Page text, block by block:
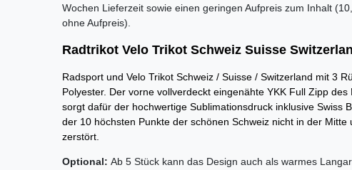
Wochen Lieferzeit sowie einen geringen Aufpreis zum Inhalt
ohne Aufpreis).
Radtrikot Velo Trikot Schweiz Suisse
Radsport und Velo Trikot Schweiz / Suisse / Switzerland mit 3
Polyester. Der vorne vollverdeckt eingenähte YKK Full Zipp
sorgt dafür der hochwertige Sublimationsdruck inklusive Swiss
der 10 höchsten Punkte der schönen Schweiz nicht in der
zerstört.
Optional: Ab 5 Stück kann das Design auch als warmes